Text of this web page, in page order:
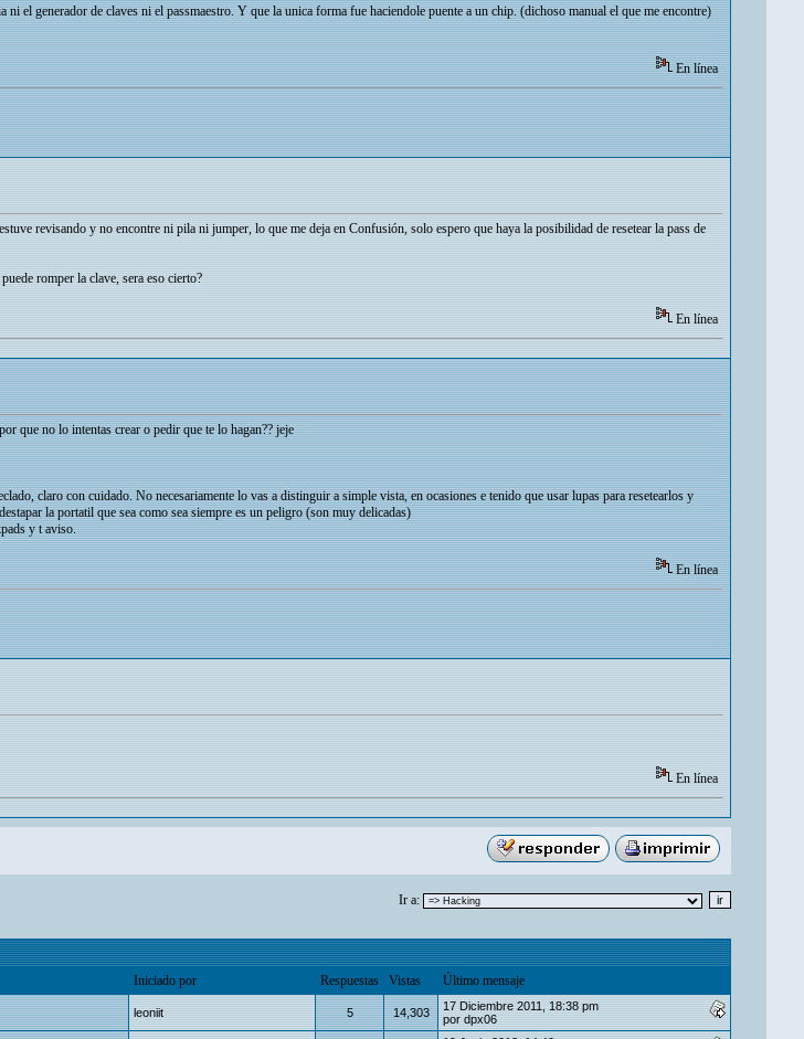
el generador de claves ni el passmaestro. Y que la unica forma fue haciendole puente a un chip. (dichoso manual el que me encontre)
En línea
revisando y no encontre ni pila ni jumper, lo que me deja en Confusión, solo espero que haya la posibilidad de resetear la pass de
romper la clave, sera eso cierto?
En línea
que no lo intentas crear o pedir que te lo hagan?? jeje
claro con cuidado. No necesariamente lo vas a distinguir a simple vista, en ocasiones e tenido que usar lupas para resetearlos y
la portatil que sea como sea siempre es un peligro (son muy delicadas)
y t aviso.
En línea
En línea
Ir a:
Iniciado por Respuestas Vistas Último mensaje
leoniit 5 14,303
17 Diciembre 2011, 18:38 pm
por dpx06